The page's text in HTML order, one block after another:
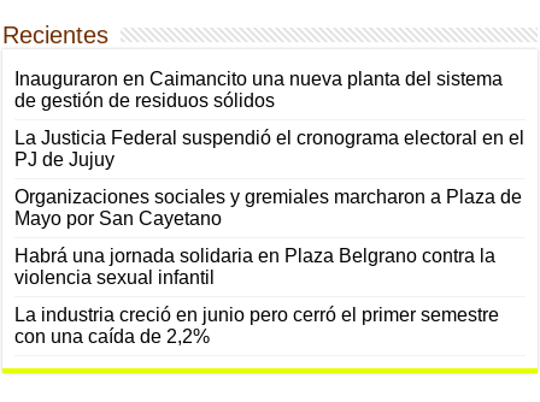
Recientes
Inauguraron en Caimancito una nueva planta del sistema
de gestión de residuos sólidos
La Justicia Federal suspendió el cronograma electoral en el
PJ de Jujuy
Organizaciones sociales y gremiales marcharon a Plaza de
Mayo por San Cayetano
Habrá una jornada solidaria en Plaza Belgrano contra la
violencia sexual infantil
La industria creció en junio pero cerró el primer semestre
con una caída de 2,2%